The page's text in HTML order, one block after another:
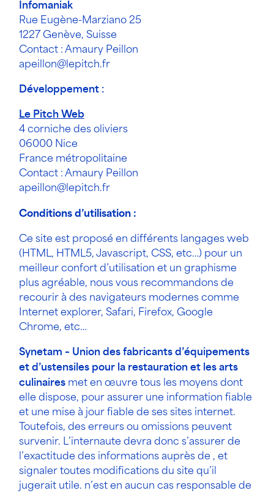
Infomaniak
Rue Eugène-Marziano 25
1227 Genève, Suisse
Contact : Amaury Peillon
apeillon@lepitch.fr
Développement:
Le Pitch Web
4 corniche des oliviers
06000 Nice
France métropolitaine
Contact : Amaury Peillon
apeillon@lepitch.fr
Conditions d’utilisation :
Ce site est proposé en différents langages web
(HTML, HTML5, Javascript, CSS, etc…) pour un
meilleur confort d’utilisation et un graphisme
plus agréable, nous vous recommandons de
recourir à des navigateurs modernes comme
Internet explorer, Safari, Firefox, Google
Chrome, etc…
Synetam – Union des fabricants d’équipements
et d’ustensiles pour la restauration et les arts
culinaires met en œuvre tous les moyens dont
elle dispose, pour assurer une information fiable
et une mise à jour fiable de ses sites internet.
Toutefois, des erreurs ou omissions peuvent
survenir. L’internaute devra donc s’assurer de
l’exactitude des informations auprès de , et
signaler toutes modifications du site qu’il
jugerait utile. n’est en aucun cas responsable de